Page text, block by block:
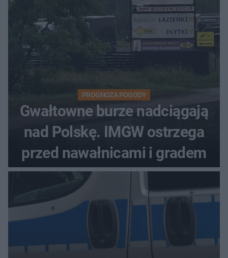
PROGNOZA POGODY
Gwałtowne burze nadciągają
nad Polskę. IMGW ostrzega
przed nawałnicami i gradem